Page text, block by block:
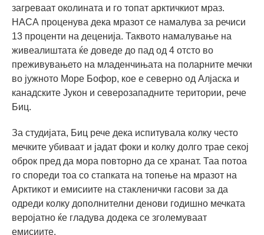
загреваат околината и го топат арктичкиот мраз.
НАСА проценува дека мразот се намалува за речиси
13 проценти на деценија. Таквото намалување на
живеалиштата ќе доведе до пад од 4 отсто во
преживувањето на младенчињата на поларните мечки
во јужното Море Бофор, кое е северно од Алјаска и
канадските Јукон и северозападните територии, рече
Биц.
За студијата, Биц рече дека испитувала колку често
мечките убиваат и јадат фоки и колку долго трае секој
оброк пред да мора повторно да се хранат. Таа потоа
го спореди тоа со стапката на топење на мразот на
Арктикот и емисиите на стакленички гасови за да
одреди колку дополнителни денови годишно мечката
веројатно ќе гладува додека се зголемуваат
емисиите.